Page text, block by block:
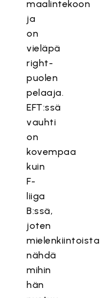
maalintekoon
ja
on
vieläpä
right-
puolen
pelaaja.
EFT:ssä
vauhti
on
kovempaa
kuin
F-
liiga
B:ssä,
joten
mielenkiintoista
nähdä
mihin
hän